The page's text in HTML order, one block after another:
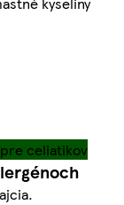
celiatikov